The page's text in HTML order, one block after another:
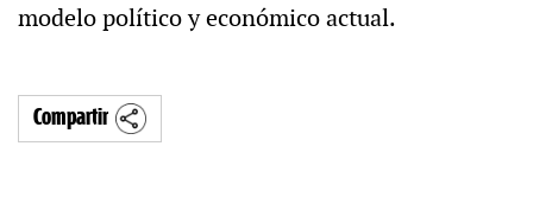
modelo político y económico actual.
Compartir